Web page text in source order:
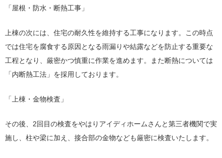
「屋根・防水・断熱工事」
上棟の次には、住宅の耐久性を維持する工事になります。この時点
では住宅を腐食する原因となる雨漏りや結露などを防止する重要な
工程となり、厳密かつ慎重に作業を進めます。また断熱については
「内断熱工法」を採用しております。
「上棟・金物検査」
その後、2回目の検査をやはりアイディホームさんと第三者機関で実
施し、柱や梁に加え、接合部の金物なども厳密に検査いたします。